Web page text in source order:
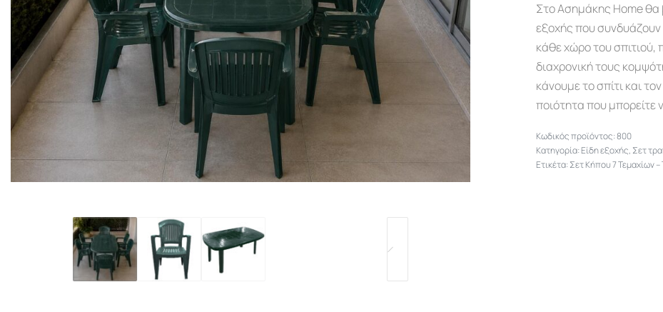
Στο Ασημάκης Home θα
εξοχής που συνδυάζουν
κάθε χώρο του
διαχρονική τους
κάνουμε το σπίτι και
ποιότητα που μπορείτε
800
Κατηγορία:Είδη εξοχής, Σετ
Ετικέτα:Σετ Κήπου 7 Τεμαχίων